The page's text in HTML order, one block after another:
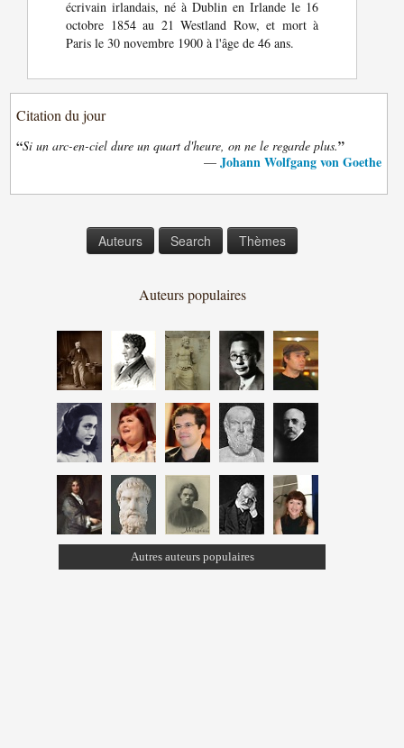
écrivain irlandais, né à Dublin en Irlande le 16
octobre 1854 au 21 Westland Row, et mort à
Paris le 30 novembre 1900 à l'âge de 46 ans.
Citation du jour
“Si un arc-en-ciel dure un quart d'heure, on ne le regarde plus.”
— Johann Wolfgang von Goethe
Auteurs Search Thèmes
Auteurs populaires
Autres auteurs populaires